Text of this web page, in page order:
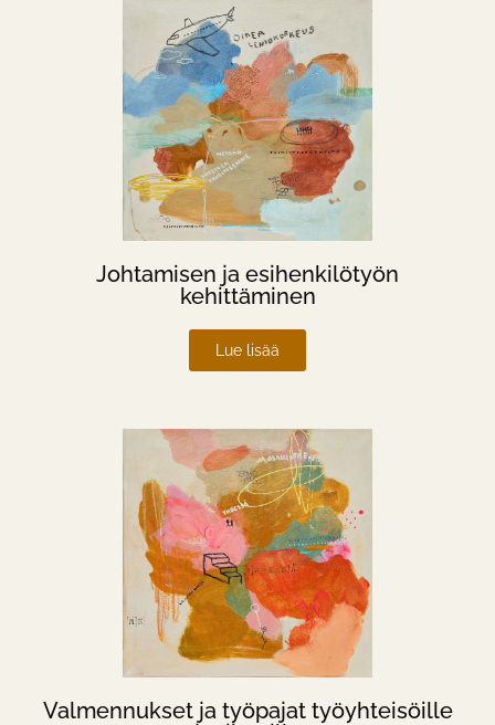
Johtamisen ja esihenkilötyön
kehittäminen
Lue lisää
Valmennukset ja työpajat työyhteisöille